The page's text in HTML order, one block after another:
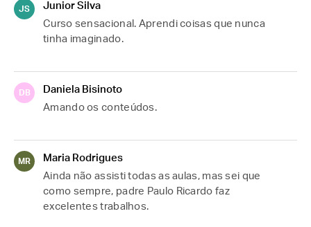
JS
Junior Silva
Curso sensacional. Aprendi coisas que nunca
tinha imaginado.
DB
Daniela Bisinoto
Amando os conteúdos.
MR
Maria Rodrigues
Ainda não assisti todas as aulas, mas sei que
como sempre, padre Paulo Ricardo faz
excelentes trabalhos.